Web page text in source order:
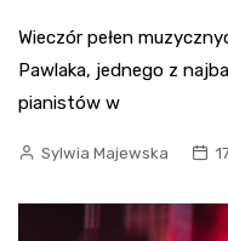
Wieczór pełen
Pawlaka, jednego z
pianistów w
Sylwia Majewska